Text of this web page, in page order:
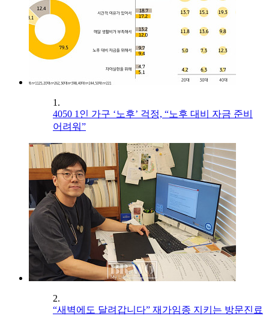
1.
4050 1인 가구 ‘노후’ 걱정, “노후 대비 자금 준비
어려워”
2.
“새벽에도 달려갑니다” 재가임종 지키는 방문진료